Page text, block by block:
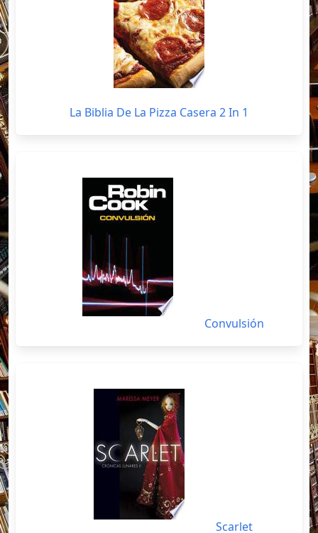
La Biblia De La Pizza Casera 2 In 1
Convulsión
Scarlet